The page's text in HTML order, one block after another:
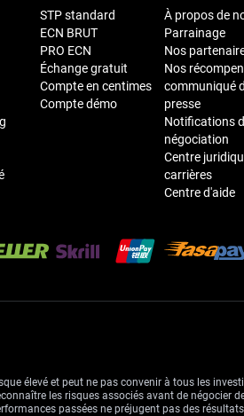
STP standard
ECN BRUT
PRO ECN
Échange gratuit
Compte en centimes
Compte démo
À propos de
Parrainage
Nos
Nos
communiqué
presse
Notifications
négociation
Centre
carrières
Centre d'aide
élevé et peut ne pas convenir à tous les
les risques associés avant de négocier
passées ne préjugent pas des